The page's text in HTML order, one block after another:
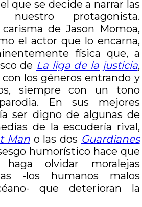
que se decide a narrar las
protagonista.
de Jason Momoa,
el actor que lo encarna,
física que, a
de La liga de la justicia,
los géneros entrando y
siempre con un tono
En sus mejores
ser digno de algunas de
de la escudería rival,
Man o las dos Guardianes
humorístico hace que
olvidar moralejas
-los humanos malos
que deterioran la